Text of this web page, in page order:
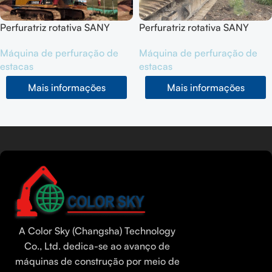
s
Perfuratriz rotativa SANY
Máquina de perfuração de
estacas
Mais informações
Perfuratriz rotativa SANY
Máquina de perfuração de
estacas
Mais informações
A Color Sky (Changsha) Technology
Co., Ltd. dedica-se ao avanço de
máquinas de construção por meio de
Russian
Hindi
Urdu
Tamil